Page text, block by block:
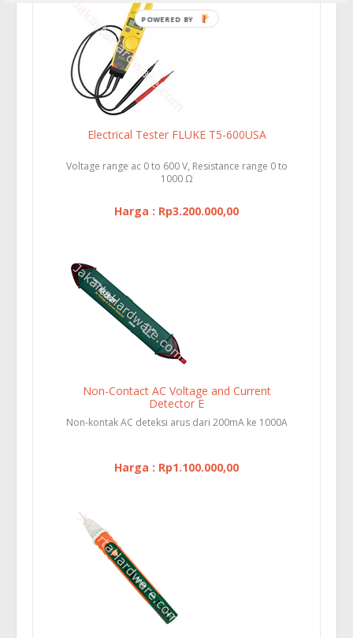
Electrical Tester FLUKE T5-600USA
Voltage range ac 0 to 600 V, Resistance range 0 to
1000 Ω
Harga : Rp3.200.000,00
Non-Contact AC Voltage and Current
Detector E
Non-kontak AC deteksi arus dari 200mA ke 1000A
Harga : Rp1.100.000,00